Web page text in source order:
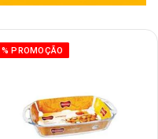
% PROMOÇÃO